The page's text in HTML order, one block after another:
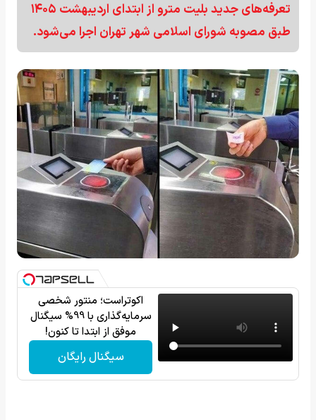
تعرفه‌های جدید بلیت مترو از ابتدای اردیبهشت ۱۴۰۵
طبق مصوبه شورای اسلامی شهر تهران اجرا می‌شود.
اکوتراست؛ منتور شخصی
سرمایه‌گذاری با 99% سیگنال
موفق از ابتدا تا کنون!
سیگنال رایگان